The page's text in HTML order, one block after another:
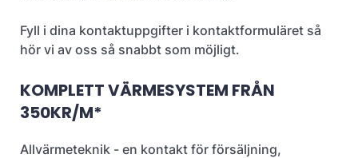
Fyll i dina kontaktuppgifter i kontaktformuläret så
hör vi av oss så snabbt som möjligt.
KOMPLETT VÄRMESYSTEM FRÅN
350KR/M*
Allvärmeteknik - en kontakt för försäljning,